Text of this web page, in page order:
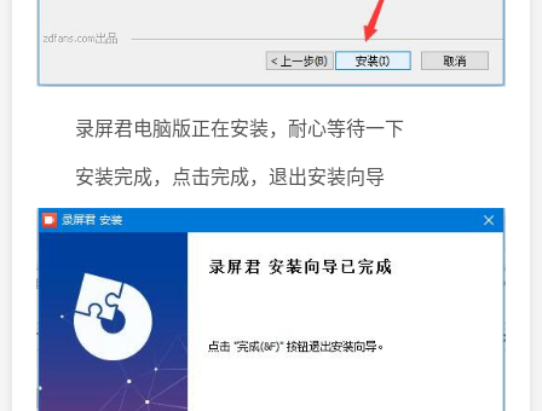
录屏君电脑版正在安装，耐心等待一下
安装完成，点击完成，退出安装向导